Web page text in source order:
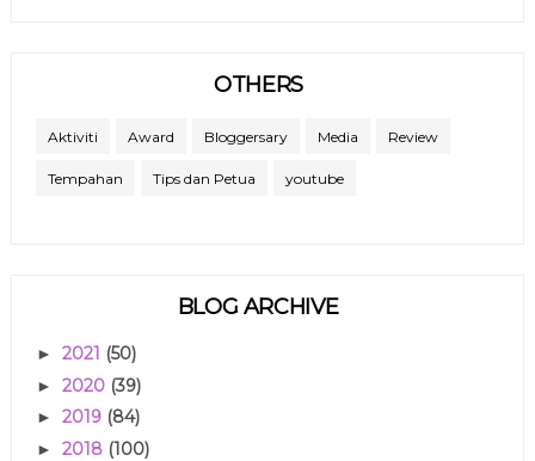
OTHERS
Aktiviti Award Bloggersary Media Review
Tempahan Tips dan Petua youtube
BLOG ARCHIVE
► 2021 (50)
► 2020 (39)
► 2019 (84)
► 2018 (100)